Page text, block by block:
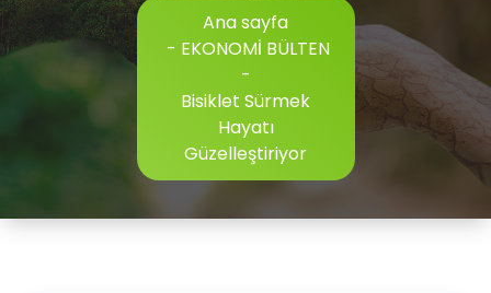
Ana sayfa
- EKONOMİ BÜLTEN
-
Bisiklet Sürmek
Hayatı
Güzelleştiriyor